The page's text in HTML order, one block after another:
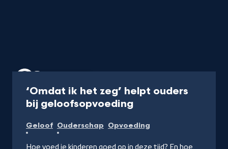
‘Omdat ik het zeg’ helpt ouders
bij ge­loofs­op­voe­ding-
NPO
Luister
Geloof Ouderschap Opvoeding
Hoe voed je kinderen goed op in deze tijd? En hoe